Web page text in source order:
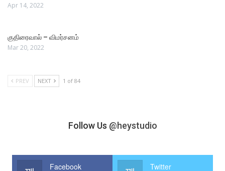
Apr 14, 2022
குதிரைவால் – விமர்சனம்
Mar 20, 2022
PREV NEXT 1 of 84
Follow Us @heystudio
Facebook Twitter